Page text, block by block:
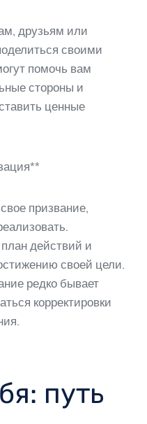
друзьям или
своими
помочь вам
стороны и
ценные
призвание,
действий и
своей цели.
редко бывает
корректировки
путь